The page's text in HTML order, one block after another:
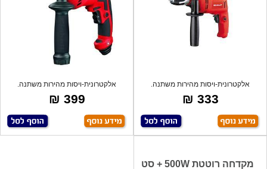
אלקטרונית-ויסות מהירות משתנה.
שמאל/ימין.
333 ₪
אלקטרונית-ויסות מהירות משתנה.
שמאל/ימין.
399 ₪
מקדחה רוטטת 500W + סט